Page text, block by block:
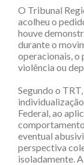
O Tribunal
acolheu o
houve
durante o
operacionais, o
violência ou
Segundo o
Federal, ao
eventual
perspectiva
isoladamente.